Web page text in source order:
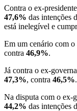
Contra o ex-presidente
47,6% das intenções
está inelegível e
Em um cenário com o
contra 46,9%.
Já contra o ex-
47,3%, contra 46,5%.
Na disputa com o ex-
44,2% das intenções